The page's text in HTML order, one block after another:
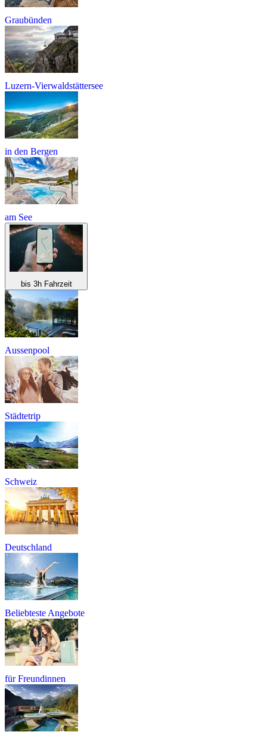
Graubünden
Luzern-Vierwaldstättersee
in den Bergen
am See
bis 3h Fahrzeit
Aussenpool
Städtetrip
Schweiz
Deutschland
Beliebteste Angebote
für Freundinnen